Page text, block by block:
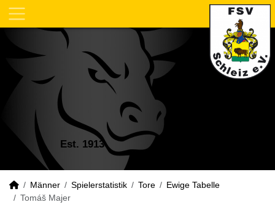
Est. 1913
Männer Spielerstatistik Tore
Ewige Tabelle
Tomáš Majer